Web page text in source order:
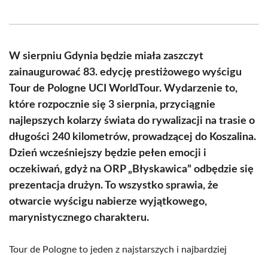
(Twitter)
W sierpniu Gdynia będzie miała zaszczyt
zainaugurować 83. edycję prestiżowego wyścigu
Tour de Pologne UCI WorldTour. Wydarzenie to,
które rozpocznie się 3 sierpnia, przyciągnie
najlepszych kolarzy świata do rywalizacji na trasie o
długości 240 kilometrów, prowadzącej do Koszalina.
Dzień wcześniejszy będzie pełen emocji i
oczekiwań, gdyż na ORP „Błyskawica” odbędzie się
prezentacja drużyn. To wszystko sprawia, że
otwarcie wyścigu nabierze wyjątkowego,
marynistycznego charakteru.
Tour de Pologne to jeden z najstarszych i najbardziej